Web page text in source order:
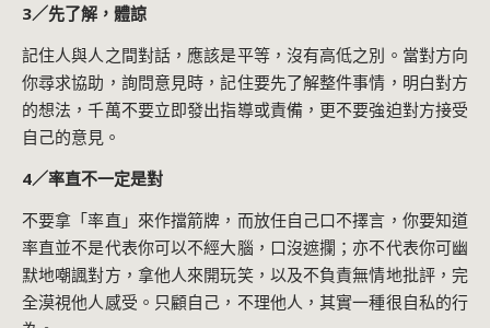
3／先了解，體諒
記住人與人之間對話，應該是平等，沒有高低之別。當對方向
你尋求協助，詢問意見時，記住要先了解整件事情，明白對方
的想法，千萬不要立即發出指導或責備，更不要強迫對方接受
自己的意見。
4／率直不一定是對
不要拿「率直」來作擋箭牌，而放任自己口不擇言，你要知道
率直並不是代表你可以不經大腦，口沒遮攔；亦不代表你可幽
默地嘲諷對方，拿他人來開玩笑，以及不負責無情地批評，完
全漠視他人感受。只顧自己，不理他人，其實一種很自私的行